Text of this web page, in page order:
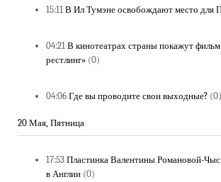
15:11 В Ил Тумэне освобождают место для
04:21 В кинотеатрах страны покажут
рестлинг» (0)
04:06 Где вы проводите свои выходные? (0)
20 Мая, Пятница
17:53 Пластинка Валентины Романовой-
в Англии (0)